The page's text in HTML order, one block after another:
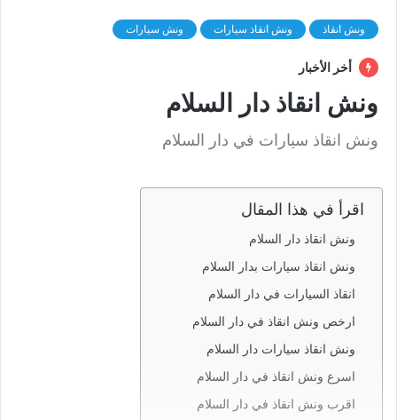
ونش انقاذ ونش انقاذ سيارات ونش سيارات
أخر الأخبار
ونش انقاذ دار السلام
ونش انقاذ سيارات في دار السلام
اقرأ في هذا المقال
ونش انقاذ دار السلام
ونش انقاذ سيارات بدار السلام
انقاذ السيارات في دار السلام
ارخص ونش انقاذ في دار السلام
ونش انقاذ سيارات دار السلام
اسرع ونش انقاذ في دار السلام
اقرب ونش انقاذ في دار السلام